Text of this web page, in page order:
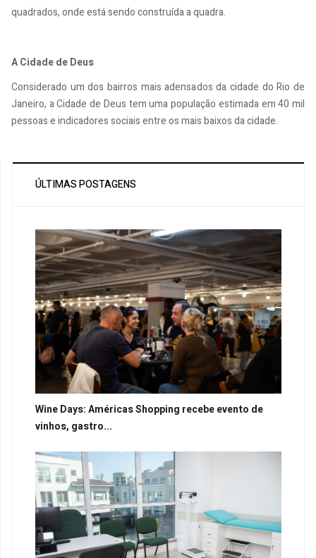
quadrados, onde está sendo construída a quadra.
A Cidade de Deus
Considerado um dos bairros mais adensados da cidade do Rio de
Janeiro, a Cidade de Deus tem uma população estimada em 40 mil
pessoas e indicadores sociais entre os mais baixos da cidade.
ÚLTIMAS POSTAGENS
Wine Days: Américas Shopping recebe evento de
vinhos, gastro...